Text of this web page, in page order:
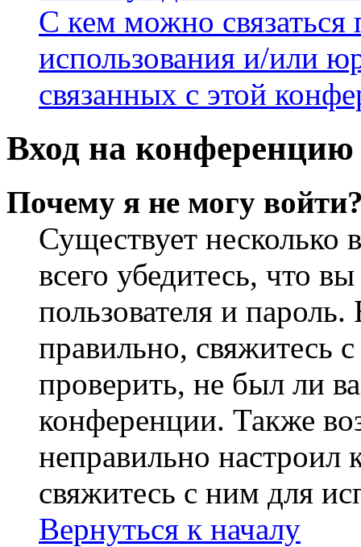
С кем можно связаться
использования и/или
связанных с этой
Вход на конференцию
Почему я не могу
Существует
всего убедитесь, что
пользователя и
правильно, свяжитесь
проверить, не был ли
конференции. Также
неправильно
свяжитесь с ним для
Вернуться к началу